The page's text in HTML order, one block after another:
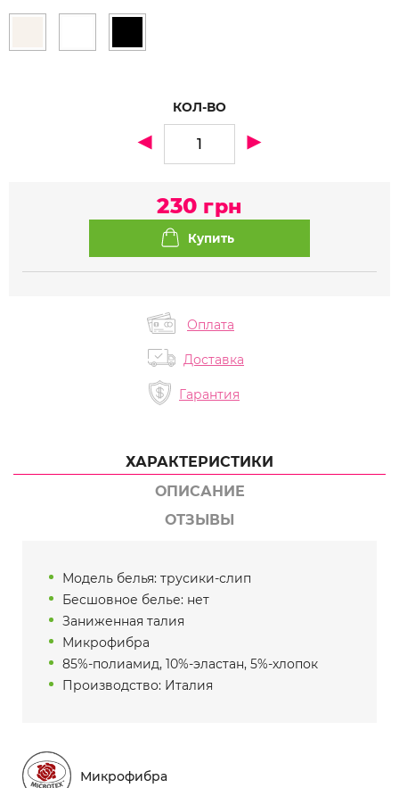
КОЛ-ВО
230 грн
Оплата
Доставка
Гарантия
ХАРАКТЕРИСТИКИ
ОПИСАНИЕ
ОТЗЫВЫ
Модель белья: трусики-слип
Бесшовное белье: нет
Заниженная талия
Микрофибра
85%-полиамид, 10%-эластан, 5%-хлопок
Производство: Италия
Микрофибра